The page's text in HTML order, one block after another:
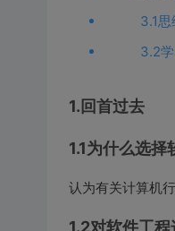
3.1
3.2
1.回首过去
1.1为什么选择
认为有关计算机
1.2对软件工